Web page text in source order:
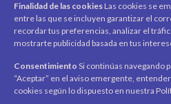
Finalidad de las cookies Las cookies se
entre las que se incluyen garantizar el
recordar tus preferencias, analizar el
mostrarte publicidad basada en tus
Consentimiento Si continúas navegando
“Aceptar” en el aviso emergente,
cookies según lo dispuesto en nuestra
Productos / Servicios
Asociados
Acerca deContactoNoticias
SÍGUENOS
Encuéntranos en redes sociales y